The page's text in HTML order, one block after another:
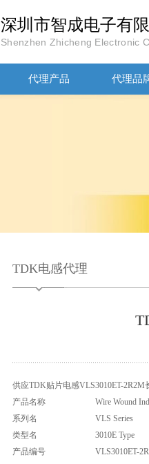
深圳市智成电子有
Shenzhen Zhicheng Electronic
代理产品 代理品
TDK电感代理
供应TDK贴片电感VLS3010ET-
产品名称
Wire Wound
系列名
VLS Series
类型名
3010E Type
产品编号
VLS3010ET-